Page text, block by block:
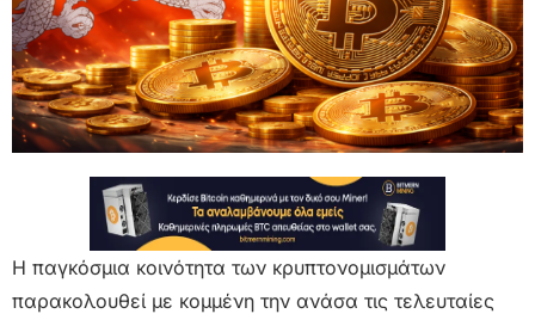
Η παγκόσμια κοινότητα των κρυπτονομισμάτων
παρακολουθεί με κομμένη την ανάσα τις τελευταίες